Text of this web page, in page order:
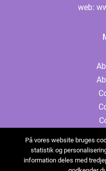
web:
På vores website bruges
statistik og
information deles med